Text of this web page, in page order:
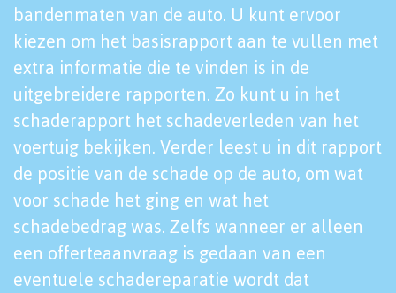
bandenmaten van de auto. U kunt ervoor
kiezen om het basisrapport aan te vullen met
extra informatie die te vinden is in de
uitgebreidere rapporten. Zo kunt u in het
schaderapport het schadeverleden van het
voertuig bekijken. Verder leest u in dit rapport
de positie van de schade op de auto, om wat
voor schade het ging en wat het
schadebedrag was. Zelfs wanneer er alleen
een offerteaanvraag is gedaan van een
eventuele schadereparatie wordt dat